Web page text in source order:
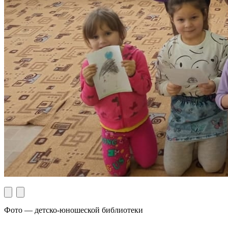
Фото — детско-юношеской библиотеки